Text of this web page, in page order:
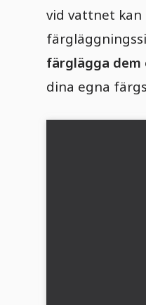
vid vattnet kan
färglägga dem
dina egna